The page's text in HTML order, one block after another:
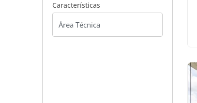
Características